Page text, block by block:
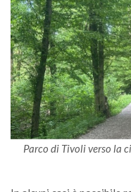
XII Congresso
XI Congresso
X Congresso
IX Congresso
VIII Congresso
VII Congresso
VI Congresso
Parco di Tivoli verso la